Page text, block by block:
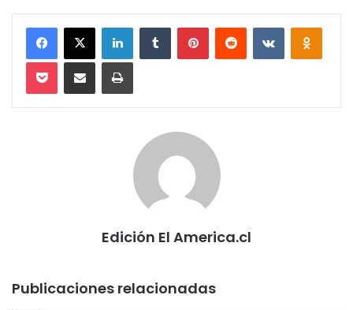
Facebook
X LinkedInTumblr PinterestReddit VKontakte
Pocket Compartir via email Imprimir
Edición El America.cl
Publicaciones relacionadas